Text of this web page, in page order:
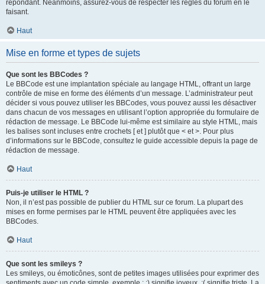
répondant. Néanmoins, assurez-vous de respecter les règles du forum en le
faisant.
Haut
Mise en forme et types de sujets
Que sont les BBCodes ?
Le BBCode est une implantation spéciale au langage HTML, offrant un large
contrôle de mise en forme des éléments d’un message. L’administrateur peut
décider si vous pouvez utiliser les BBCodes, vous pouvez aussi les désactiver
dans chacun de vos messages en utilisant l’option appropriée du formulaire de
rédaction de message. Le BBCode lui-même est similaire au style HTML, mais
les balises sont incluses entre crochets [ et ] plutôt que < et >. Pour plus
d’informations sur le BBCode, consultez le guide accessible depuis la page de
rédaction de message.
Haut
Puis-je utiliser le HTML ?
Non, il n’est pas possible de publier du HTML sur ce forum. La plupart des
mises en forme permises par le HTML peuvent être appliquées avec les
BBCodes.
Haut
Que sont les smileys ?
Les smileys, ou émoticônes, sont de petites images utilisées pour exprimer des